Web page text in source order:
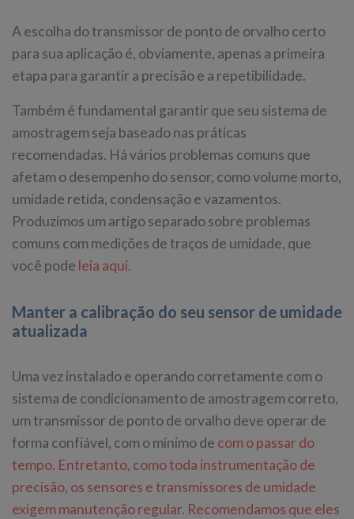
A escolha do transmissor de ponto de orvalho certo
para sua aplicação é, obviamente, apenas a primeira
etapa para garantir a precisão e a repetibilidade.
Também é fundamental garantir que seu sistema de
amostragem seja baseado nas práticas
recomendadas. Há vários problemas comuns que
afetam o desempenho do sensor, como volume morto,
umidade retida, condensação e vazamentos.
Produzimos um artigo separado sobre problemas
comuns com medições de traços de umidade, que
você pode leia aqui.
Manter a calibração do seu sensor de umidade
atualizada
Uma vez instalado e operando corretamente com o
sistema de condicionamento de amostragem correto,
um transmissor de ponto de orvalho deve operar de
forma confiável, com o mínimo de com o passar do
tempo. Entretanto, como toda instrumentação de
precisão, os sensores e transmissores de umidade
exigem manutenção regular. Recomendamos que eles